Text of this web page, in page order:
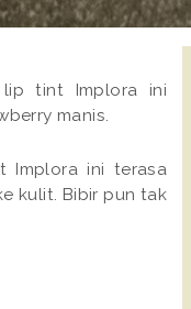
tint Implora ini
manis.
Implora ini terasa
kulit. Bibir pun tak